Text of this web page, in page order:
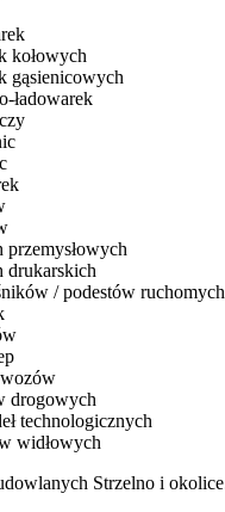
kołowych
gąsienicowych
ładowarek
przemysłowych
drukarskich
/ podestów ruchomych
drogowych
technologicznych
widłowych